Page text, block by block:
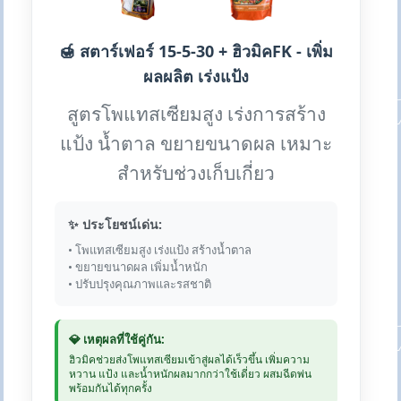
🍯 สตาร์เฟอร์ 15-5-30 + ฮิวมิคFK - เพิ่ม
ผลผลิต เร่งแป้ง
สูตรโพแทสเซียมสูง เร่งการสร้าง
แป้ง น้ำตาล ขยายขนาดผล เหมาะ
สำหรับช่วงเก็บเกี่ยว
✨ ประโยชน์เด่น:
• โพแทสเซียมสูง เร่งแป้ง สร้างน้ำตาล
• ขยายขนาดผล เพิ่มน้ำหนัก
• ปรับปรุงคุณภาพและรสชาติ
💎 เหตุผลที่ใช้คู่กัน:
ฮิวมิคช่วยส่งโพแทสเซียมเข้าสู่ผลได้เร็วขึ้น เพิ่มความ
หวาน แป้ง และน้ำหนักผลมากกว่าใช้เดี่ยว ผสมฉีดพ่น
พร้อมกันได้ทุกครั้ง